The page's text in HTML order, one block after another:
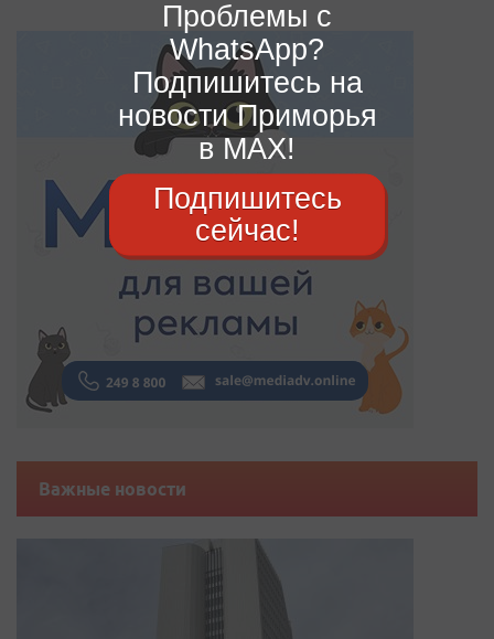
Важные новости
Проблемы с
WhatsApp?
Подпишитесь на
новости Приморья
в MAX!
Подпишитесь
сейчас!